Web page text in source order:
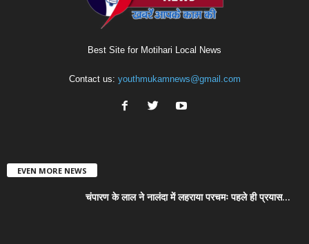
Best Site for Motihari Local News
Contact us: youthmukamnews@gmail.com
EVEN MORE NEWS
चंपारण के लाल ने नालंदा में लहराया परचमः पहले ही प्रयास...